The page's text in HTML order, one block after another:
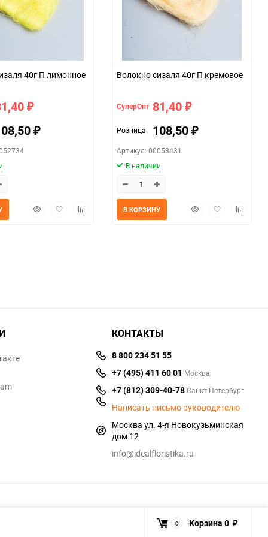
Волокно сизаля 40г П лимонное
₽
₽
БыстрыйДобавитьДобавить
Волокно сизаля 40г П кремовое
СуперОпт 81,40 ₽
Розница 108,50 ₽
Артикул: 00053431
В наличии
БыстрыйДобавить
В КОРЗИНУ
КОНТАКТЫ
8 800 234 51 55
+7 (495) 411 60 01 Москва
+7 (812) 309-40-78Санкт-Петербург
Написать письмо руководителю
Москва ул. 4-я Новокузьминская
дом 12
info@idealfloristika.ru
0 Корзина 0 ₽